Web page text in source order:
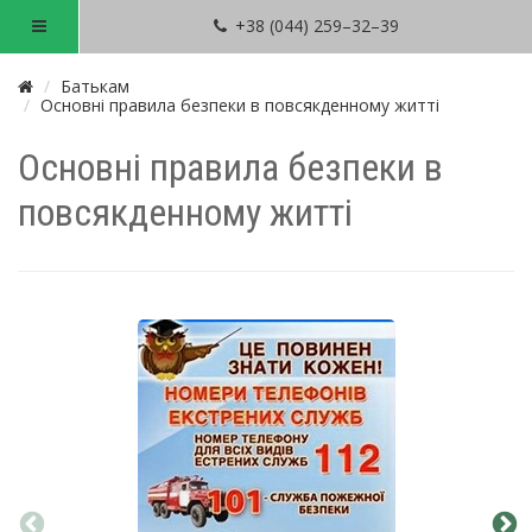
+38 (044) 259–32–39
Батькам
Основні правила безпеки в повсякденному житті
Основні правила безпеки в
повсякденному житті